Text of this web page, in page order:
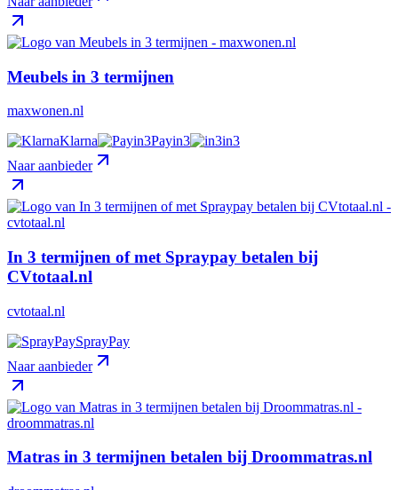
Meubels in 3 termijnen
maxwonen.nl
Klarna
Payin3
in3
Naar aanbieder
In 3 termijnen of met Spraypay betalen bij
CVtotaal.nl
cvtotaal.nl
SprayPay
Naar aanbieder
Matras in 3 termijnen betalen bij Droommatras.nl